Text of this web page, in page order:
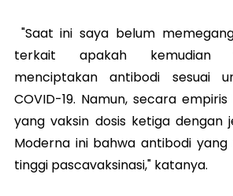
"Saat ini saya belum
terkait apakah kemudian
menciptakan antibodi sesuai
COVID-19. Namun, secara
yang vaksin dosis ketiga dengan
Moderna ini bahwa antibodi
tinggi pascavaksinasi," katanya.